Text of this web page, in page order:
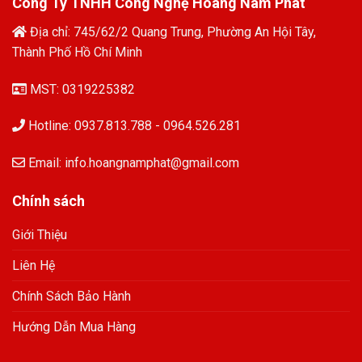
Địa chỉ: 745/62/2 Quang Trung, Phường An Hội Tây,
Thành Phố Hồ Chí Minh
MST: 0319225382
Hotline: 0937.813.788 - 0964.526.281
Email: info.hoangnamphat@gmail.com
Chính sách
Giới Thiệu
Liên Hệ
Chính Sách Bảo Hành
Hướng Dẫn Mua Hàng